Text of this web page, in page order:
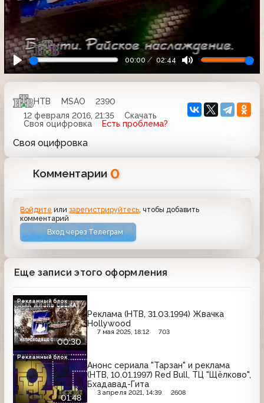
00:00 02:44
НТВ MSAO
2390
12 февраля 2016, 21:35
Скачать
Своя оцифровка
Есть проблема?
Своя оцифровка
Комментарии 0
Войдите илизарегистрируйтесь, чтобы добавить
комментарий
Вход через Телеграм
Еще записи этого оформления
00:30
Реклама (НТВ, 31.03.1994) Жвачка
Hollywood
7 мая 2025, 18:12 703
Рекламный блок
01:48
Анонс сериала "Тарзан" и реклама
(НТВ, 10.01.1997) Red Bull, ТЦ "Щёлково",
Бхадавад-Гита
3 апреля 2021, 14:39 2608
Рекламный блок